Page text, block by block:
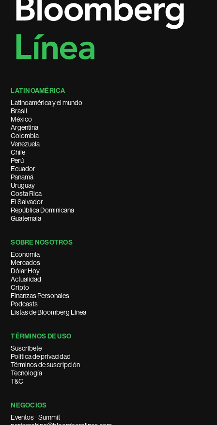
LATINOAMÉRICA
Latinoamérica y el mundo
Brasil
México
Argentina
Colombia
Venezuela
Chile
Perú
Ecuador
Panamá
Uruguay
Costa Rica
El Salvador
República Dominicana
Guatemala
SOBRE NOSOTROS
Economía
Mercados
Dólar Hoy
Actualidad
Cripto
Finanzas Personales
Podcasts
Listas de Bloomberg Línea
TÉRMINOS DE USO
Suscríbete
Política de privacidad
Términos de suscripción
Tecnología
T&C
NEGOCIOS
Eventos - Summit